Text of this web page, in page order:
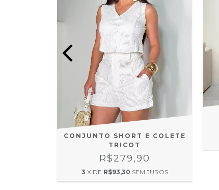
CONJUNTO SHORT E COLETE
TRICOT
R$279,90
3 X DE R$93,30 SEM JUROS